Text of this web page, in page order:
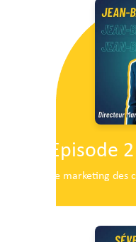
Episode 2
Le marketing